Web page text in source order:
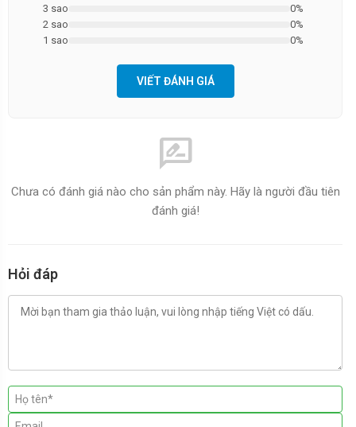
3 sao
0%
2 sao
0%
1 sao
0%
VIẾT ĐÁNH GIÁ
rate_review
Chưa có đánh giá nào cho sản phẩm này. Hãy là người đầu tiên
đánh giá!
Hỏi đáp